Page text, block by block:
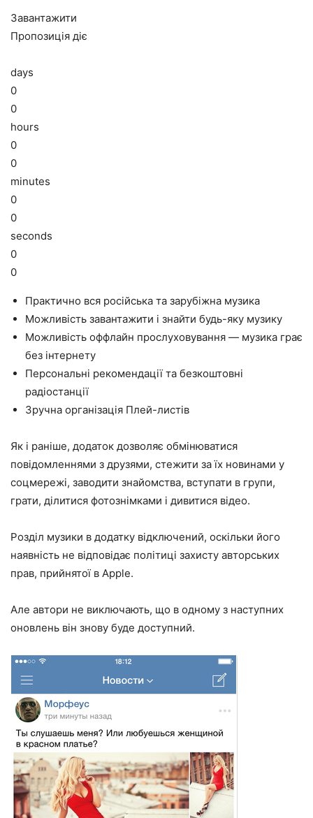
Завантажити
Пропозиція діє
days
0
0
hours
0
0
minutes
0
0
seconds
0
0
Практично вся російська та зарубіжна музика
Можливість завантажити і знайти будь-яку музику
Можливість оффлайн прослуховування — музика грає
без інтернету
Персональні рекомендації та безкоштовні
радіостанції
Зручна організація Плей-листів
Як і раніше, додаток дозволяє обмінюватися
повідомленнями з друзями, стежити за їх новинами у
соцмережі, заводити знайомства, вступати в групи,
грати, ділитися фотознімками і дивитися відео.
Розділ музики в додатку відключений, оскільки його
наявність не відповідає політиці захисту авторських
прав, прийнятої в Apple.
Але автори не виключають, що в одному з наступних
оновлень він знову буде доступний.